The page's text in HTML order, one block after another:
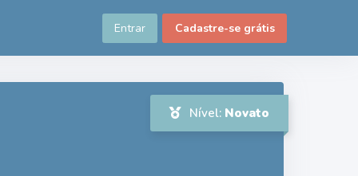
Entrar Cadastre-se grátis
Nível: Novato